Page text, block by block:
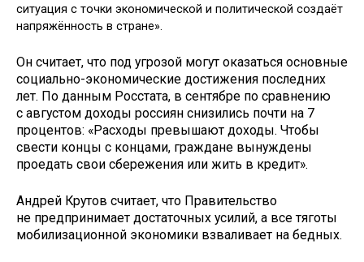
ситуация с точки экономической и политической создаёт
напряжённость в стране».
Он считает, что под угрозой могут оказаться основные
социально-экономические достижения последних
лет. По данным Росстата, в сентябре по сравнению
с августом доходы россиян снизились почти на 7
процентов: «Расходы превышают доходы. Чтобы
свести концы с концами, граж­дане вынуждены
проедать свои сбережения или жить в кредит».
Андрей Крутов считает, что Правительство
не предпринимает достаточных усилий, а все тяготы
мобилизационной экономики взваливает на бедных.